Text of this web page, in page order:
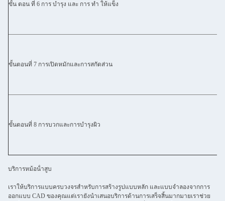
ขั้น ตอน ที่ 6 การ บํารุง และ การ ทํา ให้แข็ง
ขั้นตอนที่ 7 การเปิดหมักและการสกัดส่วน
ขั้นตอนที่ 8 การบวกและการบํารุงผิว
บริการหม้อน้ําสูบ
เราให้บริการแบบครบวงจรสําหรับการสร้างรูปแบบหลัก และแบบจําลองจากการ
ออกแบบ CAD ของคุณแต่เรายังนําเสนอบริการด้านการเสร็จสิ้นมากมายเราช่วย